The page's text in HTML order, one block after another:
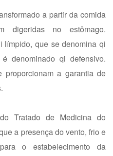
a partir da comida
no estômago.
límpido, que se denomina qi
denominado qi defensivo.
a garantia de
Tratado de Medicina do
a presença do vento, frio e
o estabelecimento da